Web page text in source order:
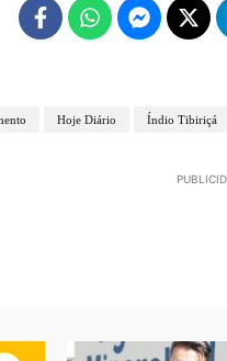
Hoje Diário Índio Tibiriçá